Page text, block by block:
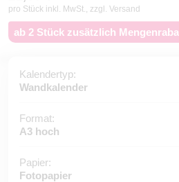
pro Stück inkl. MwSt., zzgl. Versand
ab 2 Stück zusätzlich
Kalendertyp:
Wandkalender
Format:
A3 hoch
Papier:
Fotopapier